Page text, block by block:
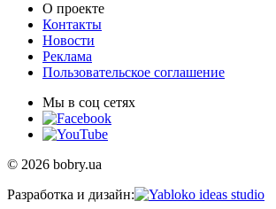
О проекте
Контакты
Новости
Реклама
Пользовательское соглашение
Мы в соц сетях
© 2026 bobry.ua
Разработка и дизайн: